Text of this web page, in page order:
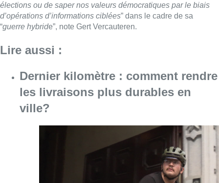
élections ou de saper nos valeurs démocratiques par le biais
d’opérations d’informations ciblées” dans le cadre de sa
“guerre hybride”, note Gert Vercauteren.
Lire aussi :
Dernier kilomètre : comment rendre
les livraisons plus durables en
ville?